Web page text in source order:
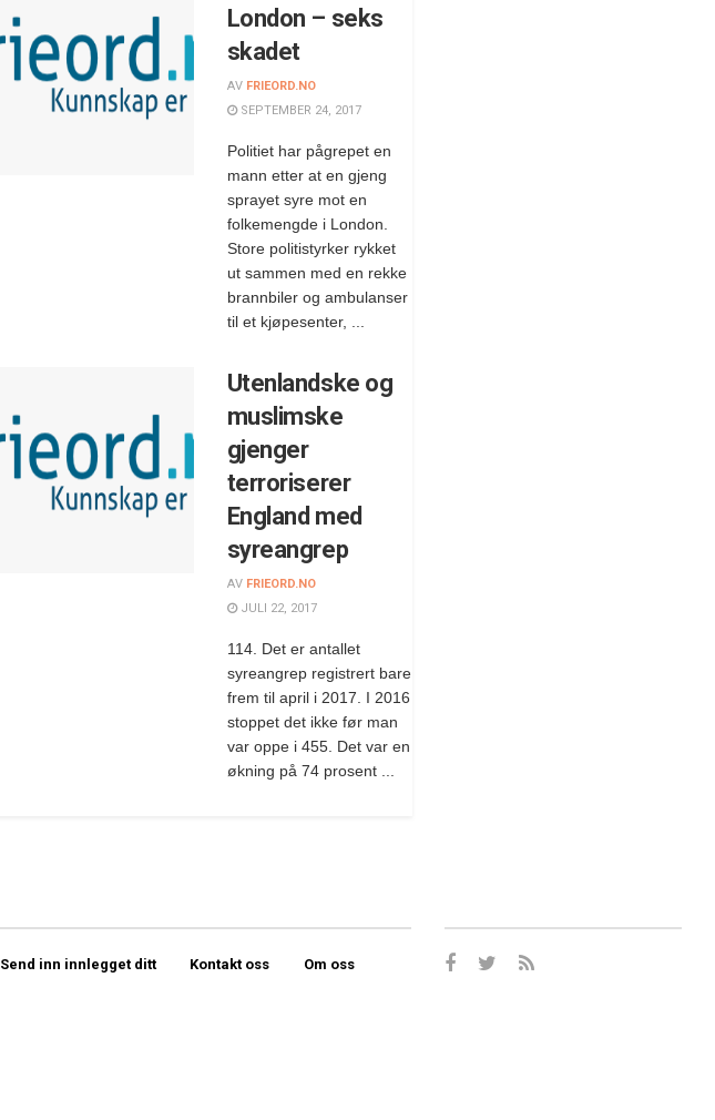
London – seks
skadet
AV FRIEORD.NO
SEPTEMBER 24, 2017
Politiet har pågrepet en
mann etter at en gjeng
sprayet syre mot en
folkemengde i London.
Store politistyrker rykket
ut sammen med en rekke
brannbiler og ambulanser
til et kjøpesenter, ...
Utenlandske og
muslimske
gjenger
terroriserer
England med
syreangrep
AV FRIEORD.NO
JULI 22, 2017
114. Det er antallet
syreangrep registrert bare
frem til april i 2017. I 2016
stoppet det ikke før man
var oppe i 455. Det var en
økning på 74 prosent ...
Send inn innlegget ditt Kontakt oss Om oss